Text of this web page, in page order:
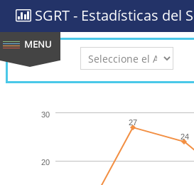
SGRT - Estadísticas del
27
24
20
30